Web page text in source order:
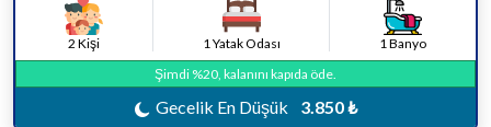
2 Kişi 1 Yatak Odası
1 Banyo
Şimdi %20, kalanını kapıda öde.
Gecelik En Düşük 3.850 ₺